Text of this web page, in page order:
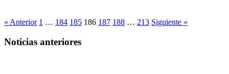
« Anterior 1 … 184 185 186 187 188 … 213 Siguiente »
Noticias anteriores